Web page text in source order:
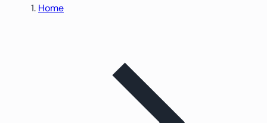
Home